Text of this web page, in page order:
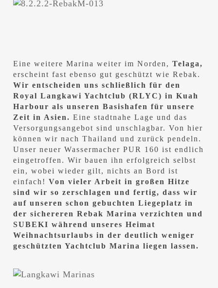
Eine weitere Marina weiter im Norden, Telaga,
erscheint fast ebenso gut geschützt wie Rebak.
Wir entscheiden uns schließlich für den
Royal Langkawi Yachtclub (RLYC) in Kuah
Harbour als unseren Basishafen für unsere
Zeit in Asien. Eine stadtnahe Lage und das
Versorgungsangebot sind unschlagbar. Von hier
können wir nach Thailand und zurück pendeln.
Unser neuer Wassermacher PUR 160 ist endlich
eingetroffen. Wir bauen ihn erfolgreich selbst
ein, wobei wieder gilt, nichts an Bord ist
einfach! Von vieler Arbeit in großen Hitze
sind wir so zerschlagen und fertig, dass wir
auf unseren schon gebuchten Liegeplatz in
der sichereren Rebak Marina verzichten und
SUBEKI während unseres Heimat
Weihnachtsurlaubs in der deutlich weniger
geschützten Yachtclub Marina liegen lassen.